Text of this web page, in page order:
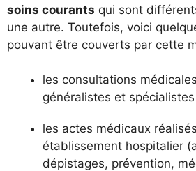
soins courants qui sont
une autre. Toutefois, voici
pouvant être couverts par cette
les consultations
généralistes et
les actes médicaux
établissement hospitalier
dépistages, prévention,